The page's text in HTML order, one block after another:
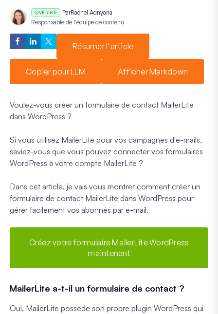
VÉRIFIÉ ParRachel Adnyana
Responsable de l'équipe de contenu
Résumer l'article
Copier pour LLM Afficher Markdown
Voulez-vous créer un formulaire de contact MailerLite
dans WordPress ?
Si vous utilisez MailerLite pour vos campagnes d'e-mails,
saviez-vous que vous pouvez connecter vos formulaires
WordPress à votre compte MailerLite ?
Dans cet article, je vais vous montrer comment créer un
formulaire de contact MailerLite dans WordPress pour
gérer facilement vos abonnés par e-mail.
Créez votre formulaire MailerLite WordPress
maintenant
MailerLite a-t-il un formulaire de contact ?
Oui, MailerLite possède son propre plugin WordPress qui